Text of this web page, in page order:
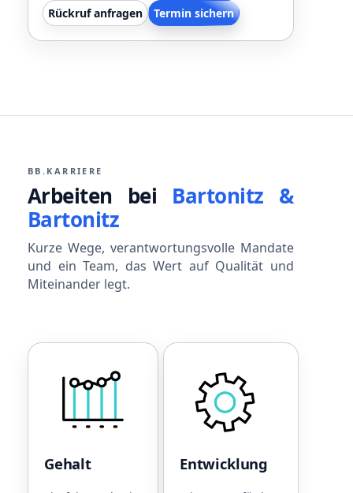
Rückruf anfragen
Termin sichern
BB.KARRIERE
Arbeiten bei Bartonitz &
Bartonitz
Kurze Wege, verantwortungsvolle Mandate
und ein Team, das Wert auf Qualität und
Miteinander legt.
GehaltAltersvorsorge
Entwicklung
Einführungsprogramm
Ansprechpartner für
die Einarbeitung